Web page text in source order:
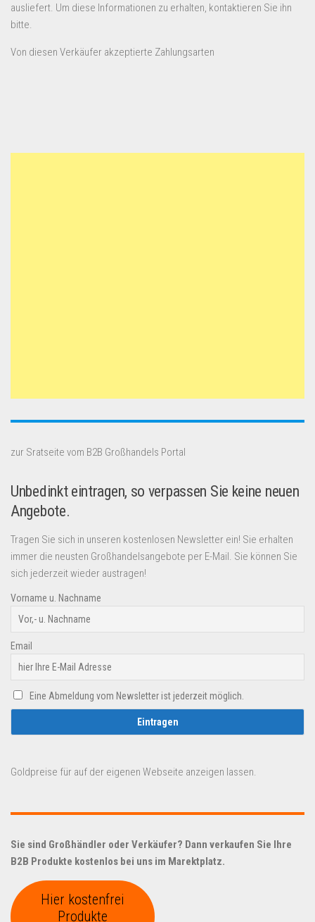
ausliefert. Um diese Informationen zu erhalten, kontaktieren Sie ihn
bitte.
Von diesen Verkäufer akzeptierte Zahlungsarten
zur Sratseite vom B2B Großhandels Portal
Unbedinkt eintragen, so verpassen Sie keine neuen
Angebote.
Tragen Sie sich in unseren kostenlosen Newsletter ein! Sie erhalten
immer die neusten Großhandelsangebote per E-Mail. Sie können Sie
sich jederzeit wieder austragen!
Vorname u. Nachname
Email
Eine Abmeldung vom Newsletter ist jederzeit möglich.
Goldpreise für auf der eigenen Webseite anzeigen lassen.
Sie sind Großhändler oder Verkäufer? Dann verkaufen Sie Ihre
B2B Produkte kostenlos bei uns im Marektplatz.
Hier kostenfrei
Produkte